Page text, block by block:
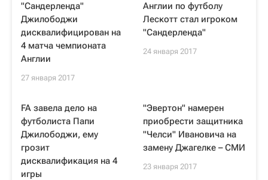
"Сандерленда"
Джилободжи
дисквалифицирован на
4 матча чемпионата
Англии
27 января 2017
Англии по футболу
Лескотт стал игроком
"Сандерленда"
24 января 2017
FA завела дело на
футболиста Папи
Джилободжи, ему
грозит
дисквалификация на 4
игры
"Эвертон" намерен
приобрести защитника
"Челси" Ивановича на
замену Джагелке – СМИ
23 января 2017